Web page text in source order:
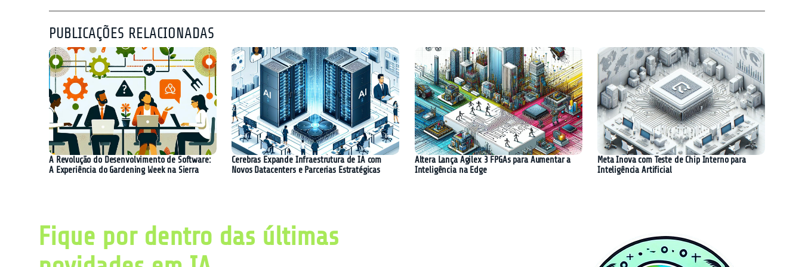
PUBLICAÇÕES RELACIONADAS
A Revolução do Desenvolvimento de Software:
A Experiência do Gardening Week na Sierra
Cerebras Expande Infraestrutura de IA com
Novos Datacenters e Parcerias Estratégicas
Altera Lança Agilex 3 FPGAs para Aumentar a
Inteligência na Edge
Meta Inova com Teste de Chip Interno para
Inteligência Artificial
Fique por dentro das últimas